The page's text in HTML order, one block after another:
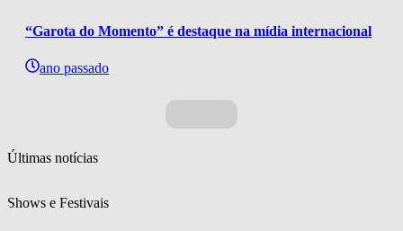
“Garota do Momento” é destaque na mídia internacional
ano passado
Últimas notícias
Shows e Festivais